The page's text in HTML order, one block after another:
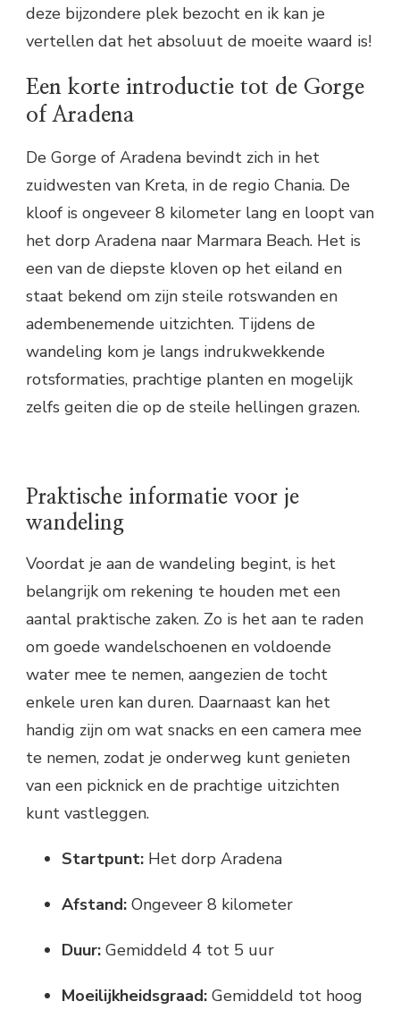
deze bijzondere plek bezocht en ik kan je
vertellen dat het absoluut de moeite waard is!
Een korte introductie tot de Gorge
of Aradena
De Gorge of Aradena bevindt zich in het
zuidwesten van Kreta, in de regio Chania. De
kloof is ongeveer 8 kilometer lang en loopt van
het dorp Aradena naar Marmara Beach. Het is
een van de diepste kloven op het eiland en
staat bekend om zijn steile rotswanden en
adembenemende uitzichten. Tijdens de
wandeling kom je langs indrukwekkende
rotsformaties, prachtige planten en mogelijk
zelfs geiten die op de steile hellingen grazen.
Praktische informatie voor je
wandeling
Voordat je aan de wandeling begint, is het
belangrijk om rekening te houden met een
aantal praktische zaken. Zo is het aan te raden
om goede wandelschoenen en voldoende
water mee te nemen, aangezien de tocht
enkele uren kan duren. Daarnaast kan het
handig zijn om wat snacks en een camera mee
te nemen, zodat je onderweg kunt genieten
van een picknick en de prachtige uitzichten
kunt vastleggen.
Startpunt: Het dorp Aradena
Afstand: Ongeveer 8 kilometer
Duur: Gemiddeld 4 tot 5 uur
Moeilijkheidsgraad: Gemiddeld tot hoog